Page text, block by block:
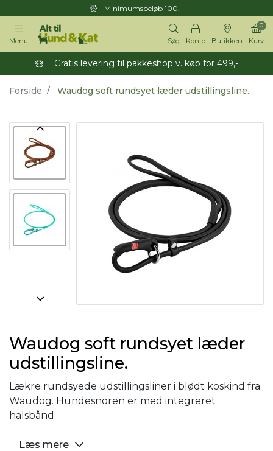
Minimumsbeløb 100,-
Menu Søg Konto Butikken Kurv
0
Gratis levering til pakkeshop v. køb for 499,-
Forside Waudog soft rundsyet læder udstillingsline.
Waudog soft rundsyet læder
udstillingsline.
Lækre rundsyede udstillingsliner i blødt koskind fra
Waudog. Hundesnoren er med integreret
halsbånd.
Læs mere